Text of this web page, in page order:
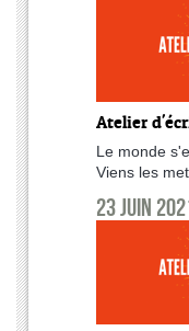
Atelier
Le monde
Viens les
23 juin